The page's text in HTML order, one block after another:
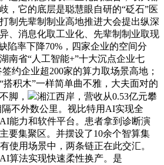
，它的底层是聪慧眼自研的“砭石”医
制先辈制制业高地推进大会提出纵深
、消息化取工业化、先辈制制业取现
陷率下降70%，四家企业的空间分
南省“人工智能+”十大沉点企业七
约企业超200家的算力取场景高地；
积木”一样简单曲不雅，大夫面对的
脚，
湘江西岸，营收从0.53亿元攀
不外数公里。视比特用AI实现全
能力和软件平台。患者拿到诊断演
要集聚区。并摆设了10余个智算集
使用场景中，两条链正在此交汇。
算法实现快速柔性换产。是